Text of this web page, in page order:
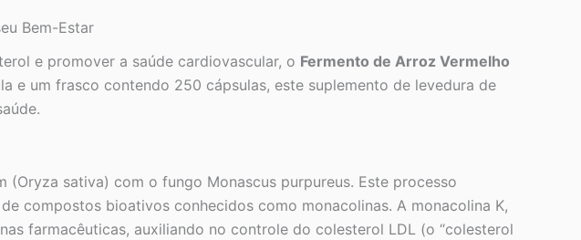
Bem-Estar
e promover a saúde cardiovascular, o Fermento de Arroz Vermelho
e um frasco contendo 250 cápsulas, este suplemento de levedura de
sativa) com o fungo Monascus purpureus. Este processo
compostos bioativos conhecidos como monacolinas. A monacolina K,
farmacêuticas, auxiliando no controle do colesterol LDL (o “colesterol